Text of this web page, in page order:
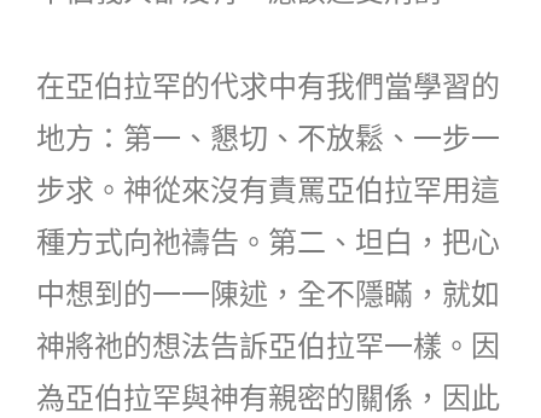
在亞伯拉罕的代求中有我們當學習的
地方：第一、懇切、不放鬆、一步一
步求。神從來沒有責罵亞伯拉罕用這
種方式向祂禱告。第二、坦白，把心
中想到的一一陳述，全不隱瞞，就如
神將祂的想法告訴亞伯拉罕一樣。因
為亞伯拉罕與神有親密的關係，因此